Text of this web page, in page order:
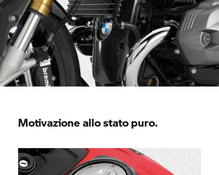
Motivazione allo stato puro.